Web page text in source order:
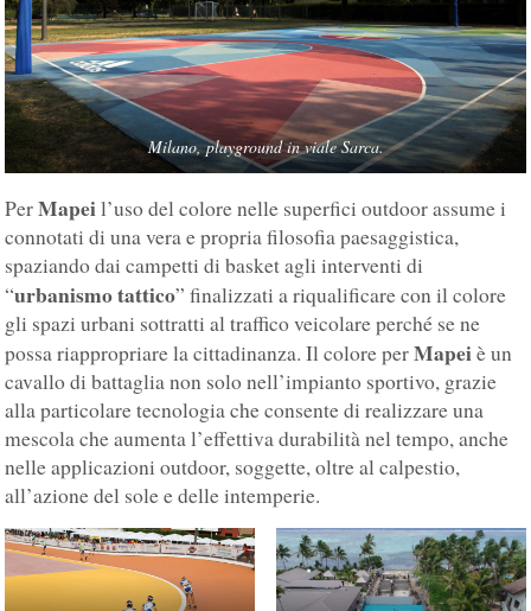
Milano, playground in viale Sarca.
PerMapeil’uso del colore nelle superfici outdoor assume i
connotati di una vera e propria filosofia paesaggistica,
spaziando dai campetti di basket agli interventi di
“urbanismo tattico” finalizzati a riqualificare con il colore
gli spazi urbani sottratti al traffico veicolare perché se ne
possa riappropriare la cittadinanza. Il colore perMapeiè un
cavallo di battaglia non solo nell’impianto sportivo, grazie
alla particolare tecnologia che consente di realizzare una
mescola che aumenta l’effettiva durabilità nel tempo, anche
nelle applicazioni outdoor, soggette, oltre al calpestio,
all’azione del sole e delle intemperie.